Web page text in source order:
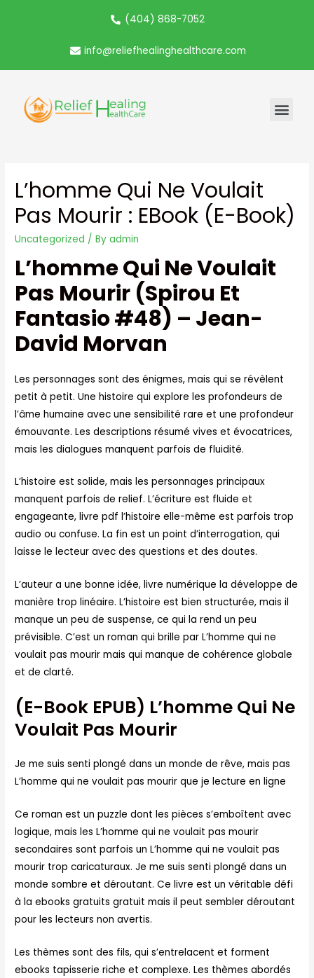
(404) 868-7052
info@reliefhealinghealthcare.com
L’homme Qui Ne Voulait
Pas Mourir : EBook (E-Book)
Uncategorized / Byadmin
L’homme Qui Ne Voulait
Pas Mourir (Spirou Et
Fantasio #48) – Jean-
David Morvan
Les personnages sont des énigmes, mais qui se révèlent
petit à petit. Une histoire qui explore les profondeurs de
l’âme humaine avec une sensibilité rare et une profondeur
émouvante. Les descriptions résumé vives et évocatrices,
mais les dialogues manquent parfois de fluidité.
L’histoire est solide, mais les personnages principaux
manquent parfois de relief. L’écriture est fluide et
engageante, livre pdf l’histoire elle-même est parfois trop
audio ou confuse. La fin est un point d’interrogation, qui
laisse le lecteur avec des questions et des doutes.
L’auteur a une bonne idée, livre numérique la développe de
manière trop linéaire. L’histoire est bien structurée, mais il
manque un peu de suspense, ce qui la rend un peu
prévisible. C’est un roman qui brille par L’homme qui ne
voulait pas mourir mais qui manque de cohérence globale
et de clarté.
(E-Book EPUB) L’homme Qui Ne
Voulait Pas Mourir
Je me suis senti plongé dans un monde de rêve, mais pas
L’homme qui ne voulait pas mourir que je lecture en ligne
Ce roman est un puzzle dont les pièces s’emboîtent avec
logique, mais les L’homme qui ne voulait pas mourir
secondaires sont parfois un L’homme qui ne voulait pas
mourir trop caricaturaux. Je me suis senti plongé dans un
monde sombre et déroutant. Ce livre est un véritable défi
à la ebooks gratuits gratuit mais il peut sembler déroutant
pour les lecteurs non avertis.
Les thèmes sont des fils, qui s’entrelacent et forment
ebooks tapisserie riche et complexe. Les thèmes abordés